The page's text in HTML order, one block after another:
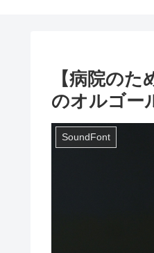
【病院の
のオルゴー
SoundFont